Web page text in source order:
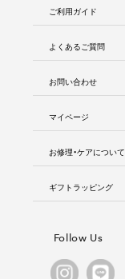
ご利用ガイド
よくあるご質問
お問い合わせ
マイページ
お修理・ケアについて
ギフトラッピング
Follow Us